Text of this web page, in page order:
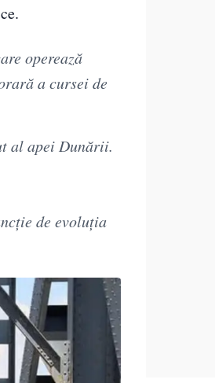
operează
a cursei de
al apei Dunării.
de evoluția